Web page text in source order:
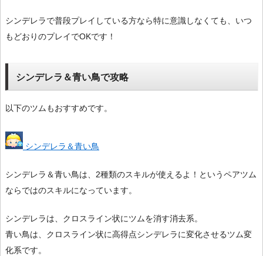
シンデレラで普段プレイしている方なら特に意識しなくても、いつ
もどおりのプレイでOKです！
シンデレラ＆青い鳥で攻略
以下のツムもおすすめです。
シンデレラ＆青い鳥
シンデレラ＆青い鳥は、2種類のスキルが使えるよ！というペアツム
ならではのスキルになっています。
シンデレラは、クロスライン状にツムを消す消去系。
青い鳥は、クロスライン状に高得点シンデレラに変化させるツム変
化系です。